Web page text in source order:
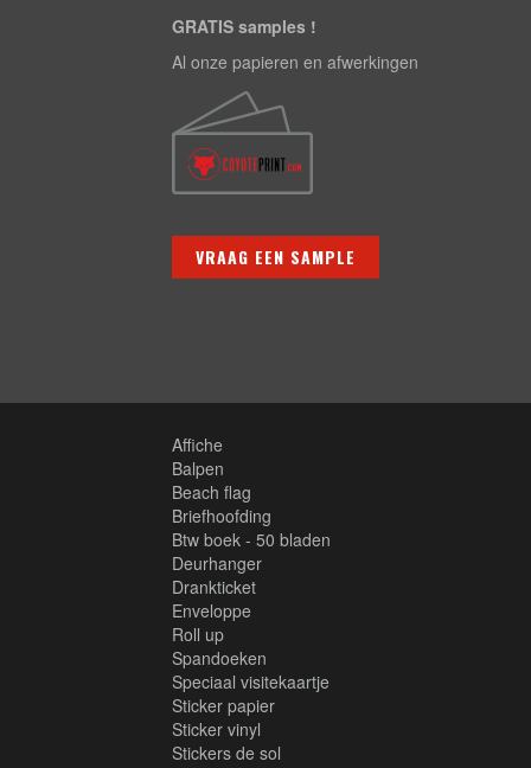
GRATIS samples !
Al onze papieren en afwerkingen
VRAAG EEN SAMPLE
Affiche
Balpen
Beach flag
Briefhoofding
Btw boek - 50 bladen
Deurhanger
Drankticket
Enveloppe
Roll up
Spandoeken
Speciaal visitekaartje
Sticker papier
Sticker vinyl
Stickers de sol